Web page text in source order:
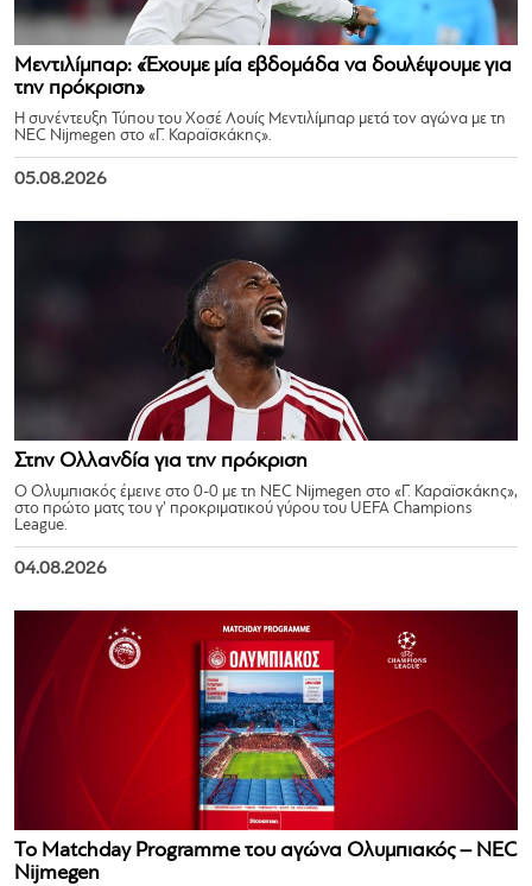
Μεντιλίμπαρ: «Έχουμε μία εβδομάδα να δουλέψουμε για
την πρόκριση»
Η συνέντευξη Τύπου του Χοσέ Λουίς Μεντιλίμπαρ μετά τον αγώνα με τη
NEC Nijmegen στο «Γ. Καραϊσκάκης».
05.08.2026
Στην Ολλανδία για την πρόκριση
Ο Ολυμπιακός έμεινε στο 0-0 με τη NEC Nijmegen στο «Γ. Καραϊσκάκης»,
στο πρώτο ματς του γ’ προκριματικού γύρου του UEFA Champions
League.
04.08.2026
Το Matchday Programme του αγώνα Ολυμπιακός – NEC
Nijmegen